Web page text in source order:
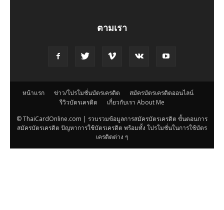
ตามเรา
หน้าแรก ข่าว/โปรโมชั่นบัตรเครดิต
สมัครบัตรเครดิตออนไลน์
รีวิวบัตรเครดิต
เกี่ยวกับเรา About Me
© ThaiCardOnline.com | รวบรวมข้อมูลการสมัครบัตรเครดิต ขั้นตอนการ
สมัครบัตรเครดิต ปัญหาการใช้บัตรเครดิต พร้อมทั้ง โปรโมชั่นในการใช้บัตร
เครดิตต่าง ๆ